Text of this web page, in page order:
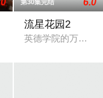
努力维持家族餐厅运营
第30集完结
流星花园2
英德学院的万人迷